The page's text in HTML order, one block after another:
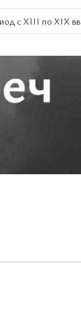
с XIII по XIX